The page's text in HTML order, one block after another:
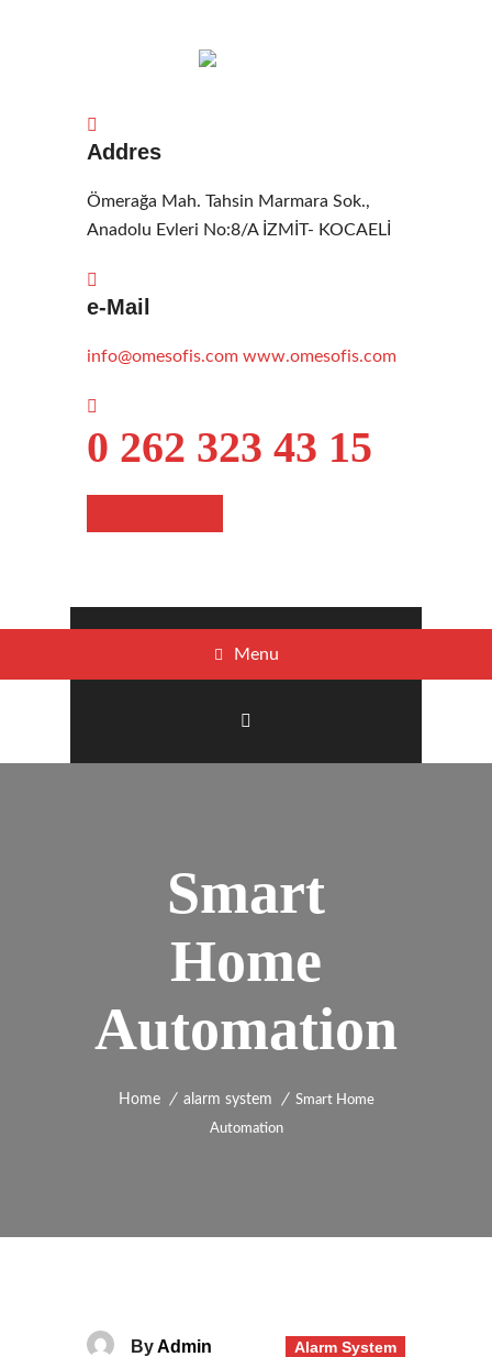
Addres
Ömerağa Mah. Tahsin Marmara Sok.,
Anadolu Evleri No:8/A İZMİT- KOCAELİ
e-Mail
info@omesofis.com www.omesofis.com
0 262 323 43 15
Menu
Smart
Home
Automation
Home alarm system
Smart Home
Automation
Alarm System
ByAdmin